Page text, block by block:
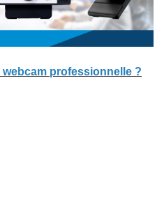
webcam professionnelle ?